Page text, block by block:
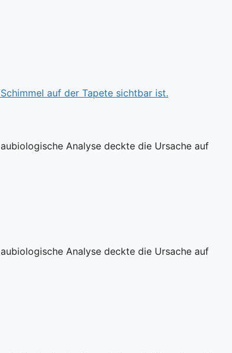
Analyse deckte die Ursache auf
Analyse deckte die Ursache auf